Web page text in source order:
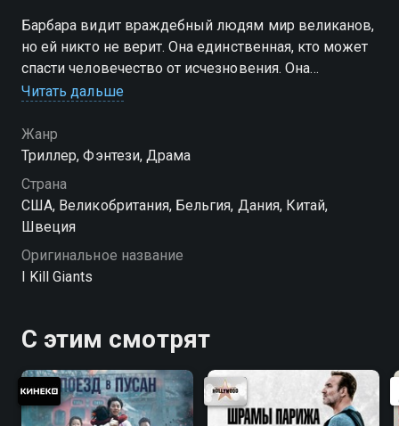
Барбара видит враждебный людям мир великанов,
но ей никто не верит. Она единственная, кто может
спасти человечество от исчезновения. Она
объявляет великанам войну и готовится к главному
Читать дальше
Жанр
Триллер, Фэнтези, Драма
Страна
США, Великобритания, Бельгия, Дания, Китай,
Швеция
Оригинальное название
I Kill Giants
С этим смотрят